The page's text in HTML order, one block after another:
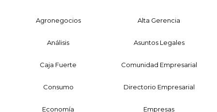
Agronegocios Alta Gerencia
Análisis Asuntos Legales
Caja Fuerte Comunidad Empresarial
Consumo Directorio Empresarial
Economía Empresas